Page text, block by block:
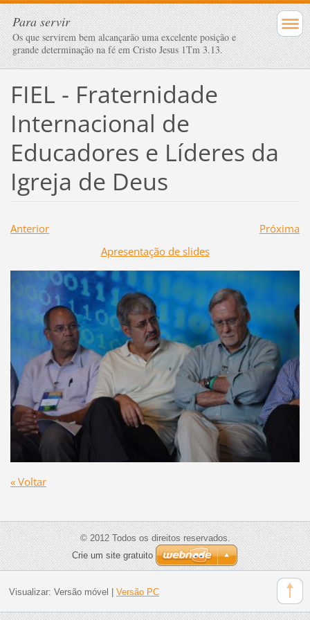
Para servir
Os que servirem bem alcançarão uma excelente posição e
grande determinação na fé em Cristo Jesus 1Tm 3.13.
FIEL - Fraternidade
Internacional de
Educadores e Líderes da
Igreja de Deus
Anterior
Próxima
Apresentação de slides
« Voltar
© 2012 Todos os direitos reservados.
Crie um site gratuito
Visualizar: Versão móvel Versão PC